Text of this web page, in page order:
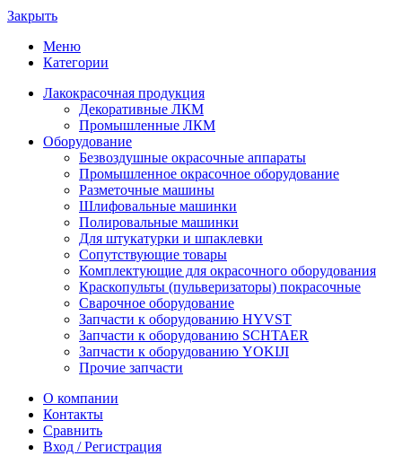
Закрыть
Меню
Категории
Лакокрасочная продукция
Декоративные ЛКМ
Промышленные ЛКМ
Оборудование
Безвоздушные окрасочные аппараты
Промышленное окрасочное оборудование
Разметочные машины
Шлифовальные машинки
Полировальные машинки
Для штукатурки и шпаклевки
Сопутствующие товары
Комплектующие для окрасочного оборудования
Краскопульты (пульверизаторы) покрасочные
Сварочное оборудование
Запчасти к оборудованию HYVST
Запчасти к оборудованию SCHTAER
Запчасти к оборудованию YOKIJI
Прочие запчасти
О компании
Контакты
Сравнить
Вход / Регистрация